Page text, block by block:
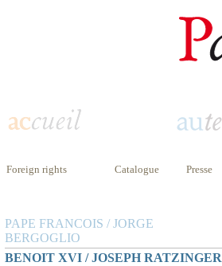
Foreign rights Catalogue Presse
PAPE FRANCOIS / JORGE
BERGOGLIO
BENOIT XVI / JOSEPH RATZINGER